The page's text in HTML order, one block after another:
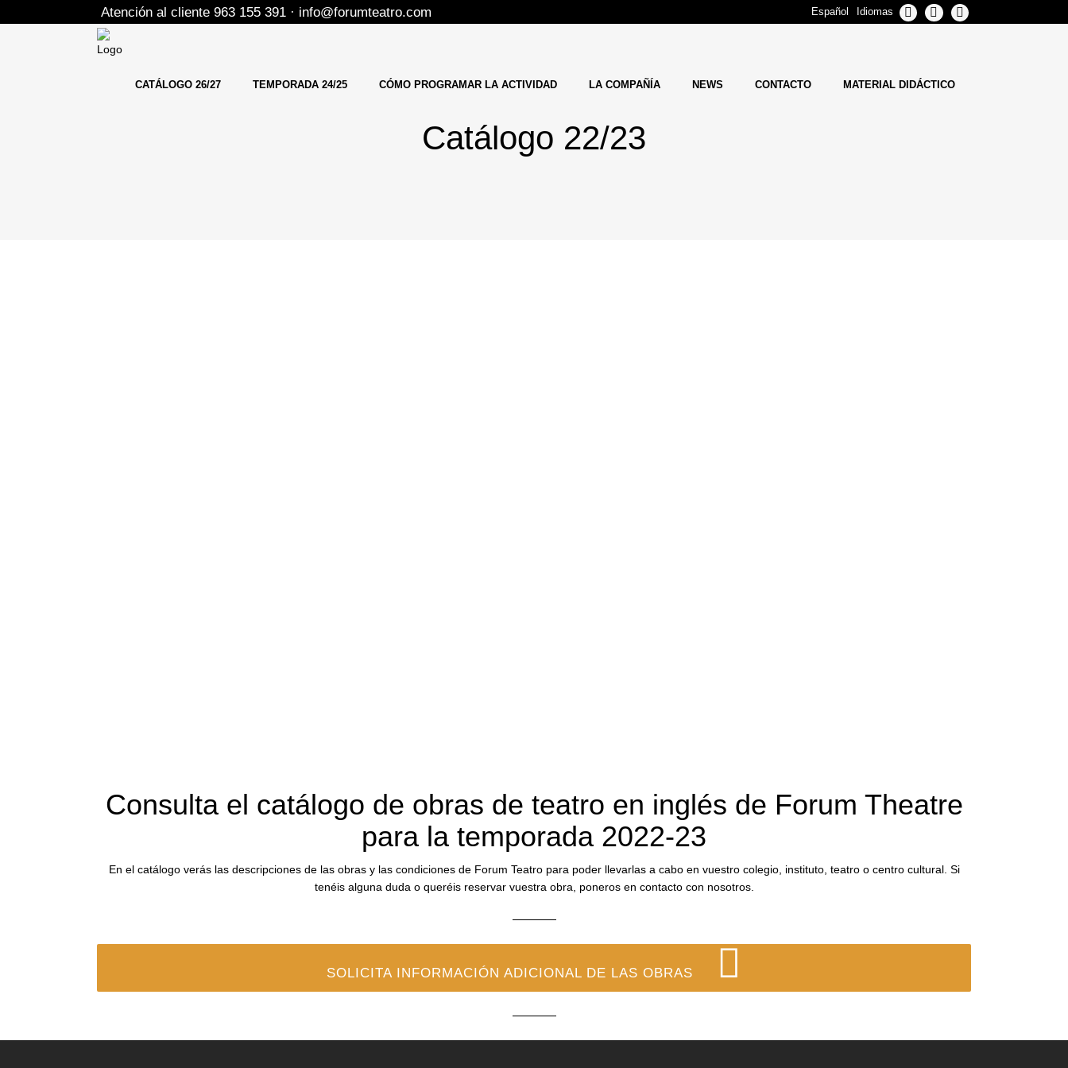
Atención al cliente 963 155 391 · info@forumteatro.com Idiomas
Español
CATÁLOGO 26/27 TEMPORADA 24/25 CÓMO PROGRAMAR LA ACTIVIDAD LA COMPAÑÍA NEWS CONTACTO MATERIAL DIDÁCTICO
Catálogo 22/23
Consulta el catálogo de obras de teatro en inglés de Forum Theatre
para la temporada 2022-23
En el catálogo verás las descripciones de las obras y las condiciones de Forum Teatro para poder llevarlas a cabo en vuestro colegio, instituto, teatro o centro cultural. Si
tenéis alguna duda o queréis reservar vuestra obra, poneros en contacto con nosotros.
SOLICITA INFORMACIÓN ADICIONAL DE LAS OBRAS